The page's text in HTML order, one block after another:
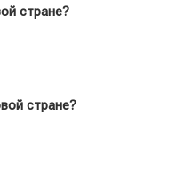
стране?
стране?